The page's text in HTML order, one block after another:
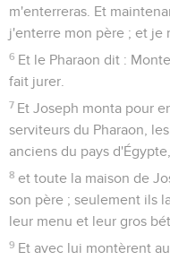
m'enterreras. Et
j'enterre mon père ; et je
6 Et le Pharaon dit :
fait jurer.
7 Et Joseph monta pour
serviteurs du Pharaon,
anciens du pays
8 et toute la maison de
son père ; seulement ils
leur menu et leur gros
9 Et avec lui montèrent